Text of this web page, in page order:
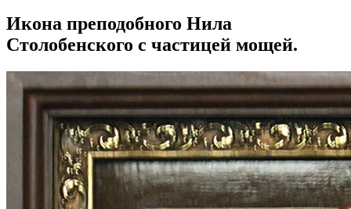
Икона преподобного Нила
Столобенского с частицей мощей.